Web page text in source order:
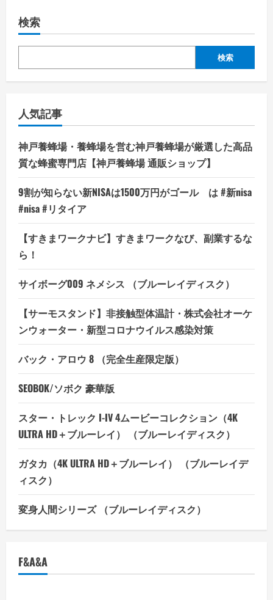
検索
検索
人気記事
神戸養蜂場・養蜂場を営む神戸養蜂場が厳選した高品
質な蜂蜜専門店【神戸養蜂場 通販ショップ】
9割が知らない新NISAは1500万円がゴール は #新nisa
#nisa #リタイア
【すきまワークナビ】すきまワークなび、副業するな
ら！
サイボーグ009 ネメシス （ブルーレイディスク）
【サーモスタンド】非接触型体温計・株式会社オーケ
ンウォーター・新型コロナウイルス感染対策
バック・アロウ 8 （完全生産限定版）
SEOBOK/ソボク 豪華版
スター・トレック I-IV 4ムービーコレクション（4K
ULTRA HD＋ブルーレイ） （ブルーレイディスク）
ガタカ（4K ULTRA HD＋ブルーレイ） （ブルーレイデ
ィスク）
変身人間シリーズ （ブルーレイディスク）
F&A&A